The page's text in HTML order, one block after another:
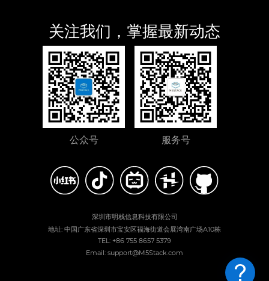
关注我们，掌握最新动态
公众号 服务号
深圳市明栈信息科技有限公司
地址: 中国广东省深圳市宝安区福海街道会展湾南广场A10栋
TEL: +86 755 8657 5379
Email: support@M5Stack.com